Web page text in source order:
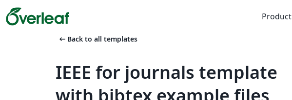
Product
arrow_left_alt Back to all templates
IEEE for journals template